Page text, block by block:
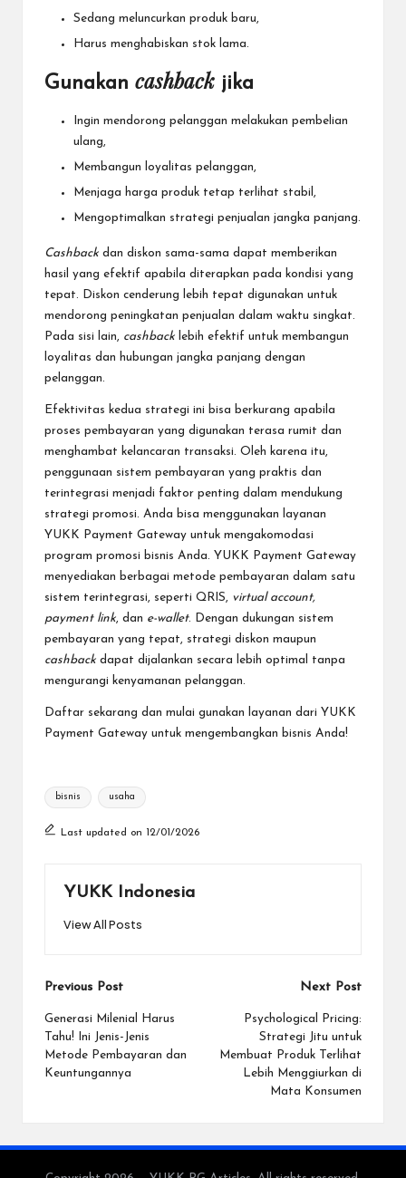
Sedang meluncurkan produk baru,
Harus menghabiskan stok lama.
Gunakan cashback jika
Ingin mendorong pelanggan melakukan pembelian
ulang,
Membangun loyalitas pelanggan,
Menjaga harga produk tetap terlihat stabil,
Mengoptimalkan strategi penjualan jangka panjang.
Cashback dan diskon sama-sama dapat memberikan
hasil yang efektif apabila diterapkan pada kondisi yang
tepat. Diskon cenderung lebih tepat digunakan untuk
mendorong peningkatan penjualan dalam waktu singkat.
Pada sisi lain, cashback lebih efektif untuk membangun
loyalitas dan hubungan jangka panjang dengan
pelanggan.
Efektivitas kedua strategi ini bisa berkurang apabila
proses pembayaran yang digunakan terasa rumit dan
menghambat kelancaran transaksi. Oleh karena itu,
penggunaan sistem pembayaran yang praktis dan
terintegrasi menjadi faktor penting dalam mendukung
strategi promosi. Anda bisa menggunakan layanan
YUKK Payment Gateway untuk mengakomodasi
program promosi bisnis Anda. YUKK Payment Gateway
menyediakan berbagai metode pembayaran dalam satu
sistem terintegrasi, seperti QRIS, virtual account,
payment link, dan e-wallet. Dengan dukungan sistem
pembayaran yang tepat, strategi diskon maupun
cashback dapat dijalankan secara lebih optimal tanpa
mengurangi kenyamanan pelanggan.
Daftar sekarang dan mulai gunakan layanan dari YUKK
Payment Gateway untuk mengembangkan bisnis Anda!
Tags:
bisnis usaha
Last updated on 12/01/2026
YUKK Indonesia
View All Posts
Post
navigation
Previous Post
Generasi Milenial Harus
Tahu! Ini Jenis-Jenis
Metode Pembayaran dan
Keuntungannya
Next Post
Psychological Pricing:
Strategi Jitu untuk
Membuat Produk Terlihat
Lebih Menggiurkan di
Mata Konsumen